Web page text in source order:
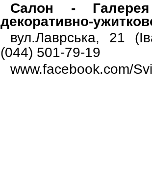
Салон - Галерея
декоративно-
вул.Лаврська, 21
(044) 501-79-19
www.facebook.com/